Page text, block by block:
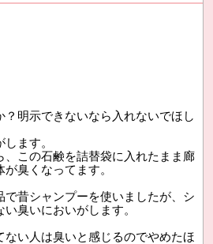
明示できないなら入れないでほし
ます。
、この石鹸を詰替袋に入れたまま廊
臭くなってます。
で昔シャンプーを使いましたが、シ
臭いにおいがします。
ない人は臭いと感じるのでやめたほ